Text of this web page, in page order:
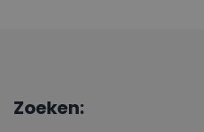
Zoeken: